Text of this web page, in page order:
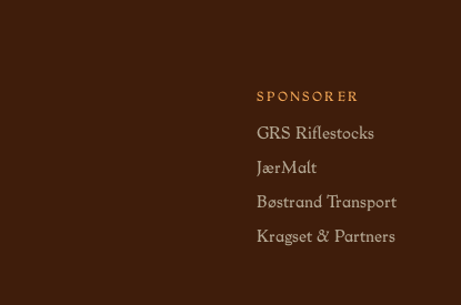
SPONSORER
GRS Riflestocks
JærMalt
Bøstrand Transport
Kragset & Partners